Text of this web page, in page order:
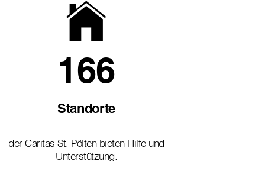
166
Standorte
der Caritas St. Pölten bieten Hilfe und
Unterstützung.